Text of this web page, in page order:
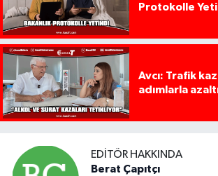
Protokolle
Avcı: Trafik
adımlarla
EDITÖR HAKKINDA
Berat Çapıtçı